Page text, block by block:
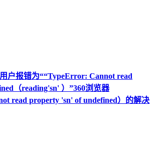
户报错为““TypeError: Cannot read
（reading'sn' ）”360浏览器
read property 'sn' of undefined）的解决